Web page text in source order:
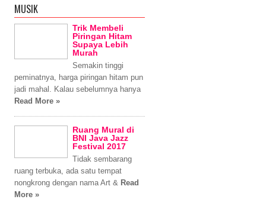
MUSIK
Trik Membeli
Piringan Hitam
Supaya Lebih
Murah
Semakin tinggi
peminatnya, harga piringan hitam pun
jadi mahal. Kalau sebelumnya hanya
Read More »
Ruang Mural di
BNI Java Jazz
Festival 2017
Tidak sembarang
ruang terbuka, ada satu tempat
nongkrong dengan nama Art & Read
More »